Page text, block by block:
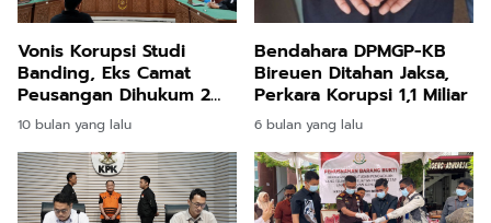
Vonis Korupsi Studi
Banding, Eks Camat
Peusangan Dihukum 2
Tahun 10 Bulan Penjara
10 bulan yang lalu
Bendahara DPMGP-KB
Bireuen Ditahan Jaksa,
Perkara Korupsi 1,1 Miliar
6 bulan yang lalu